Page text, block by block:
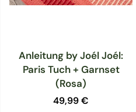
Anleitung by Joél Joél:
Paris Tuch + Garnset
(Rosa)
Normaler
49,99 €